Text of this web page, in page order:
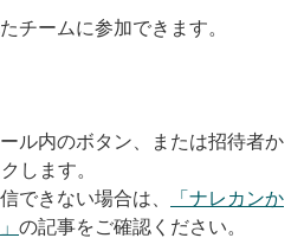
チームに参加できます。
ル内のボタン、または招待者か
します。
きない場合は、
「ナレカンか
の記事をご確認ください。